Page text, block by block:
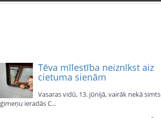
Tēva mīlestība neiznīkst aiz
cietuma sienām
Vasaras vidū, 13. jūnijā, vairāk nekā simts
ģimeņu ieradās C...